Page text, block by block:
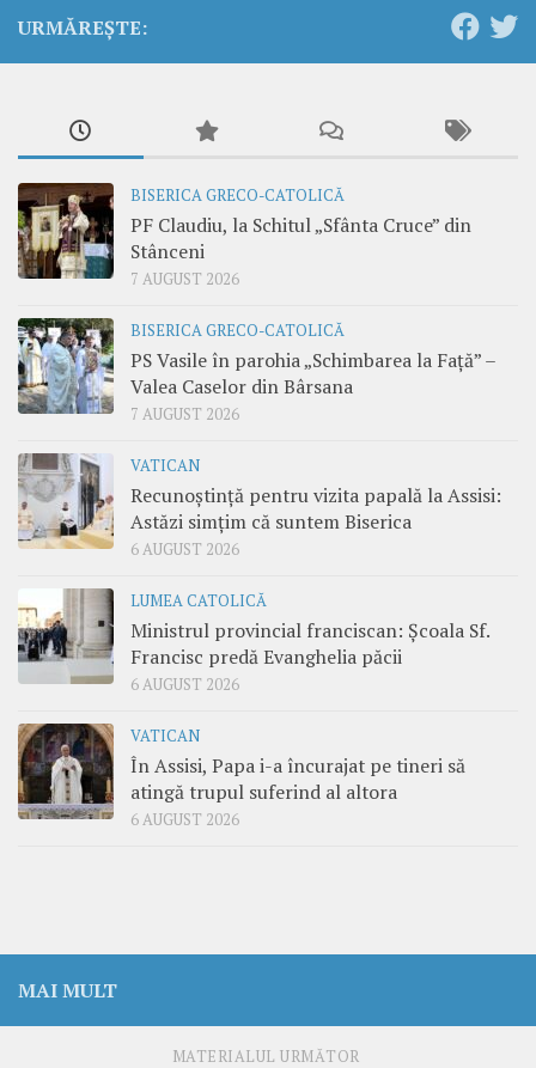
URMĂREȘTE:
BISERICA GRECO-CATOLICĂ
PF Claudiu, la Schitul „Sfânta Cruce” din
Stânceni
7 AUGUST 2026
BISERICA GRECO-CATOLICĂ
PS Vasile în parohia „Schimbarea la Față” –
Valea Caselor din Bârsana
7 AUGUST 2026
VATICAN
Recunoștință pentru vizita papală la Assisi:
Astăzi simțim că suntem Biserica
6 AUGUST 2026
LUMEA CATOLICĂ
Ministrul provincial franciscan: Școala Sf.
Francisc predă Evanghelia păcii
6 AUGUST 2026
VATICAN
În Assisi, Papa i-a încurajat pe tineri să
atingă trupul suferind al altora
6 AUGUST 2026
MAI MULT
MATERIALUL URMĂTOR